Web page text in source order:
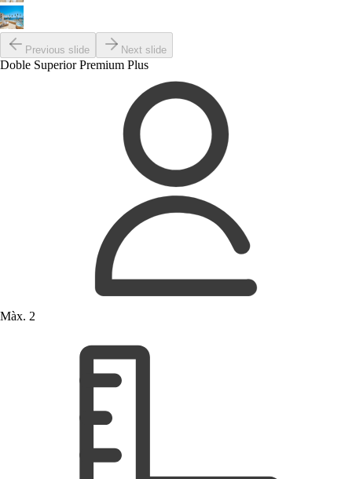
Previous slide Next slide
Doble Superior Premium Plus
Màx. 2